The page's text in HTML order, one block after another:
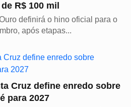
R$ 100 mil
definirá o hino oficial para o
após etapas...
Cruz define enredo sobre
para 2027